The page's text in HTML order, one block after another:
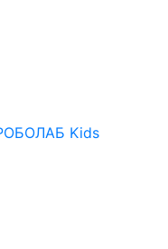
Kids